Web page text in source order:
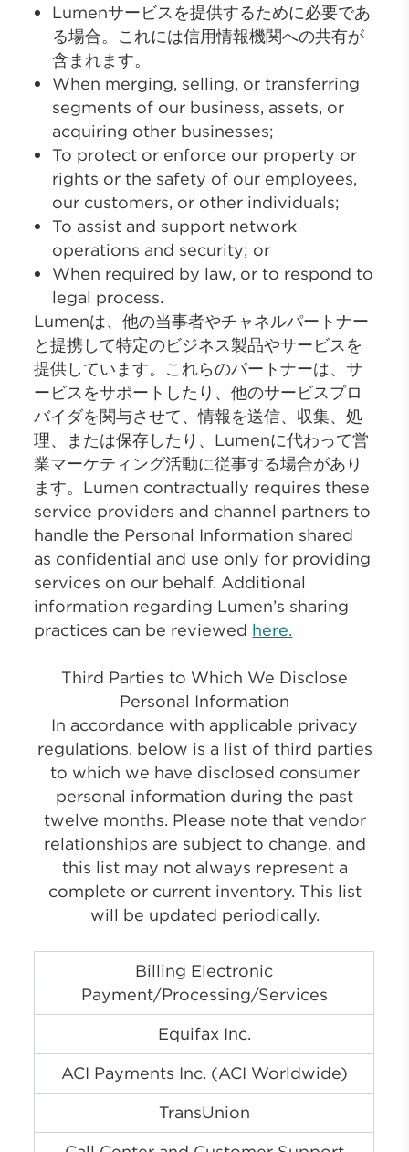
Lumenサービスを提供するために必要であ
る場合。これには信用情報機関への共有が
含まれます。
When merging, selling, or transferring
segments of our business, assets, or
acquiring other businesses;
To protect or enforce our property or
rights or the safety of our employees,
our customers, or other individuals;
To assist and support network
operations and security; or
When required by law, or to respond to
legal process.
Lumenは、他の当事者やチャネルパートナー
と提携して特定のビジネス製品やサービスを
提供しています。これらのパートナーは、サ
ービスをサポートしたり、他のサービスプロ
バイダを関与させて、情報を送信、収集、処
理、または保存したり、Lumenに代わって営
業マーケティング活動に従事する場合があり
ます。Lumen contractually requires these
service providers and channel partners to
handle the Personal Information shared
as confidential and use only for providing
services on our behalf. Additional
information regarding Lumen’s sharing
practices can be reviewed here.
Third Parties to Which We Disclose
Personal Information
In accordance with applicable privacy
regulations, below is a list of third parties
to which we have disclosed consumer
personal information during the past
twelve months. Please note that vendor
relationships are subject to change, and
this list may not always represent a
complete or current inventory. This list
will be updated periodically.
Billing Electronic
Payment/Processing/Services
Equifax Inc.
ACI Payments Inc. (ACI Worldwide)
TransUnion